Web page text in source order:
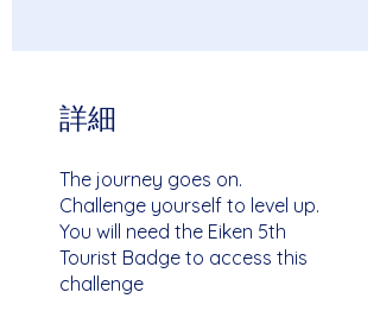
詳細
The journey goes on.
Challenge yourself to level up.
You will need the Eiken 5th
Tourist Badge to access this
challenge